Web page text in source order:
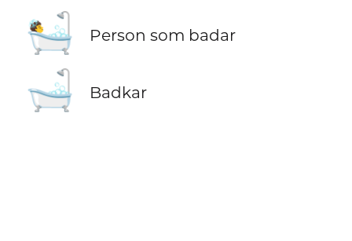
🛀 Person som badar
🛁 Badkar